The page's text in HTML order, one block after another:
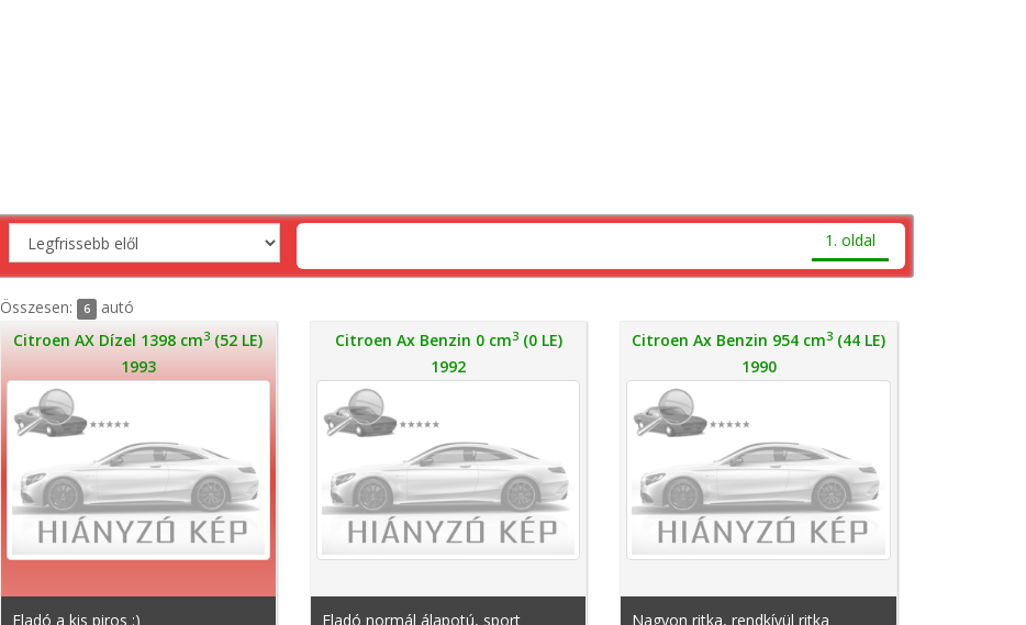
1. oldal
Összesen: 6
autó
Citroen AX Dízel 1398 cm3 (52 LE)
1993
Eladó a kis piros :)
Citroen Ax Benzin 0 cm3(0 LE)
1992
Eladó normál álapotú, sport
Citroen Ax Benzin 954 cm3 (44 LE)
1990
Nagyon ritka, rendkívül ritka